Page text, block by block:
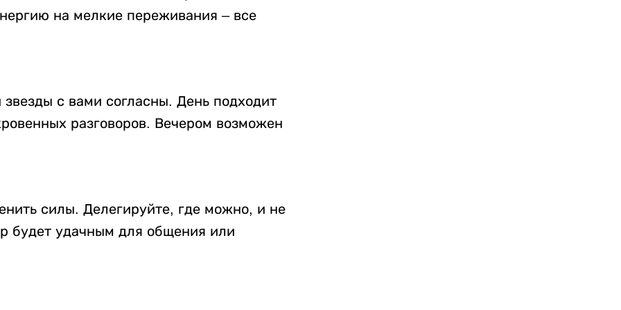
на мелкие переживания – все
с вами согласны. День подходит
разговоров. Вечером возможен
силы. Делегируйте, где можно, и не
будет удачным для общения или